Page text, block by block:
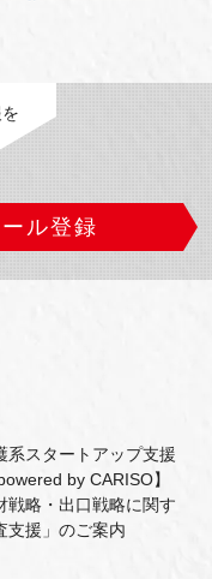
ル登録
系スタートアップ支援
by CARISO】
戦略・出口戦略に関す
支援」のご案内